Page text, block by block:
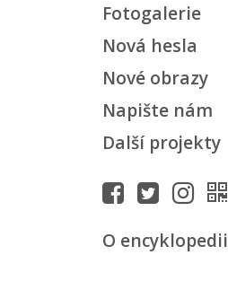
Fotogalerie
Nová hesla
Nové obrazy
Napište nám
Další projekty
O encyklopedii